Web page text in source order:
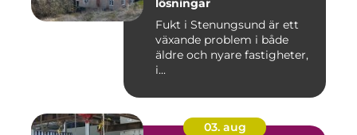
lösningar
Fukt i Stenungsund är ett
växande problem i både
äldre och nyare fastigheter,
i...
03. aug